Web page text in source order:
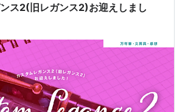
ス2(旧レガンス2)お迎えしまし